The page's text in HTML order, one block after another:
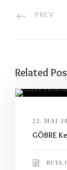
PREV
Related
22. MAI
GÖBRE